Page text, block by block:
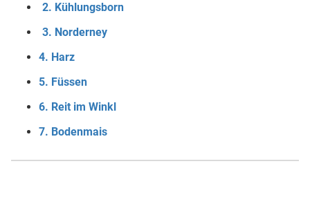
2. Kühlungsborn
3. Norderney
4. Harz
5. Füssen
6. Reit im Winkl
7. Bodenmais